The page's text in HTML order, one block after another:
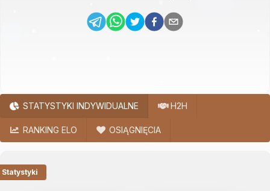
STATYSTYKI INDYWIDUALNE H2H
RANKING ELO OSIĄGNIĘCIA
Statystyki